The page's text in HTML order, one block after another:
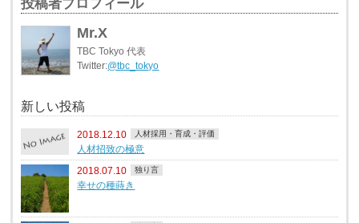
投稿者プロフィール
Mr.X
TBC Tokyo 代表
Twitter:@tbc_tokyo
新しい投稿
2018.12.10 人材採用・育成・評価
人材招致の極意
2018.07.10 独り言
幸せの種蒔き